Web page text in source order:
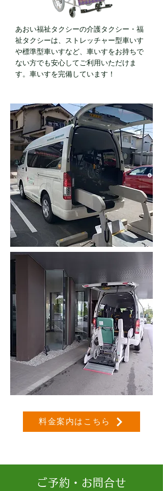
あおい福祉タクシーの介護タクシー・福
祉タクシーは、ストレッチャー型車いす
や標準型車いすなど、車いすをお持ちで
ない方でも安心してご利用いただけま
す。車いすを完備しています！
料金案内はこちら
ご予約・お問合せ